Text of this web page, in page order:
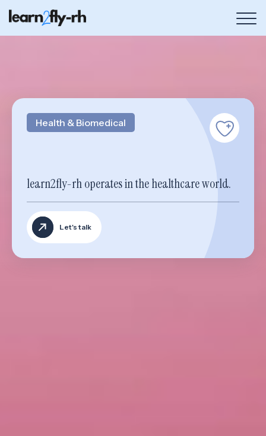
de
Health & Biomedical
learn2fly-rh operates in the healthcare world.
Let's talk